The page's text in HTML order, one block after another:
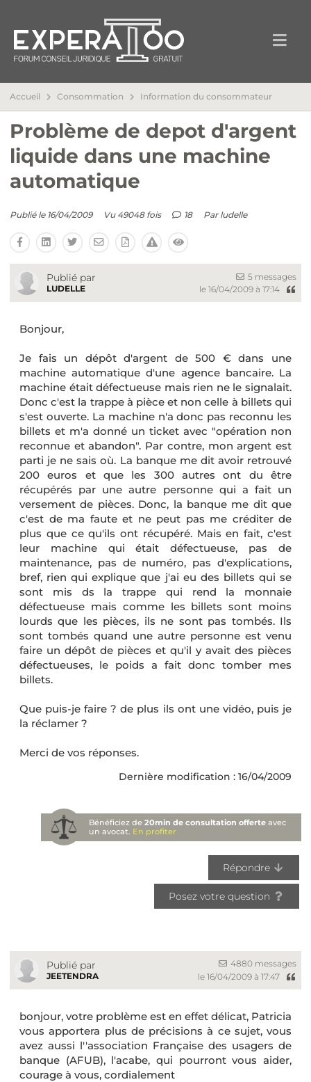
Accueil Consommation Information du consommateur
Problème de depot d'argent
liquide dans une machine
automatique
Publié le 16/04/2009 Vu 49048 fois 18 Par ludelle
Publié par
LUDELLE
5 messages
le 16/04/2009 à 17:14
Bonjour,
Je fais un dépôt d'argent de 500 € dans une
machine automatique d'une agence bancaire. La
machine était défectueuse mais rien ne le signalait.
Donc c'est la trappe à pièce et non celle à billets qui
s'est ouverte. La machine n'a donc pas reconnu les
billets et m'a donné un ticket avec "opération non
reconnue et abandon". Par contre, mon argent est
parti je ne sais où. La banque me dit avoir retrouvé
200 euros et que les 300 autres ont du être
récupérés par une autre personne qui a fait un
versement de pièces. Donc, la banque me dit que
c'est de ma faute et ne peut pas me créditer de
plus que ce qu'ils ont récupéré. Mais en fait, c'est
leur machine qui était défectueuse, pas de
maintenance, pas de numéro, pas d'explications,
bref, rien qui explique que j'ai eu des billets qui se
sont mis ds la trappe qui rend la monnaie
défectueuse mais comme les billets sont moins
lourds que les pièces, ils ne sont pas tombés. Ils
sont tombés quand une autre personne est venu
faire un dépôt de pièces et qu'il y avait des pièces
défectueuses, le poids a fait donc tomber mes
billets.
Que puis-je faire ? de plus ils ont une vidéo, puis je
la réclamer ?
Merci de vos réponses.
Dernière modification : 16/04/2009
Bénéficiez de20min de consultation offerte avec
un avocat. En profiter
Répondre
Posez votre question
Publié par
JEETENDRA
4880 messages
le 16/04/2009 à 17:47
bonjour, votre problème est en effet délicat, Patricia
vous apportera plus de précisions à ce sujet, vous
avez aussi l''association Française des usagers de
banque (AFUB), l'acabe, qui pourront vous aider,
courage à vous, cordialement